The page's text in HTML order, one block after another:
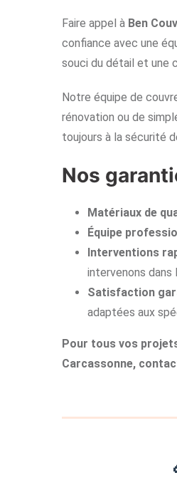
Faire appel à Ben
confiance avec une
souci du détail et une
Notre équipe de
rénovation ou de
toujours à la sécurité
Nos
Matériaux de
Équipe
Interventions
intervenons dans
Satisfaction
adaptées aux
Pour tous vos
Carcassonne,